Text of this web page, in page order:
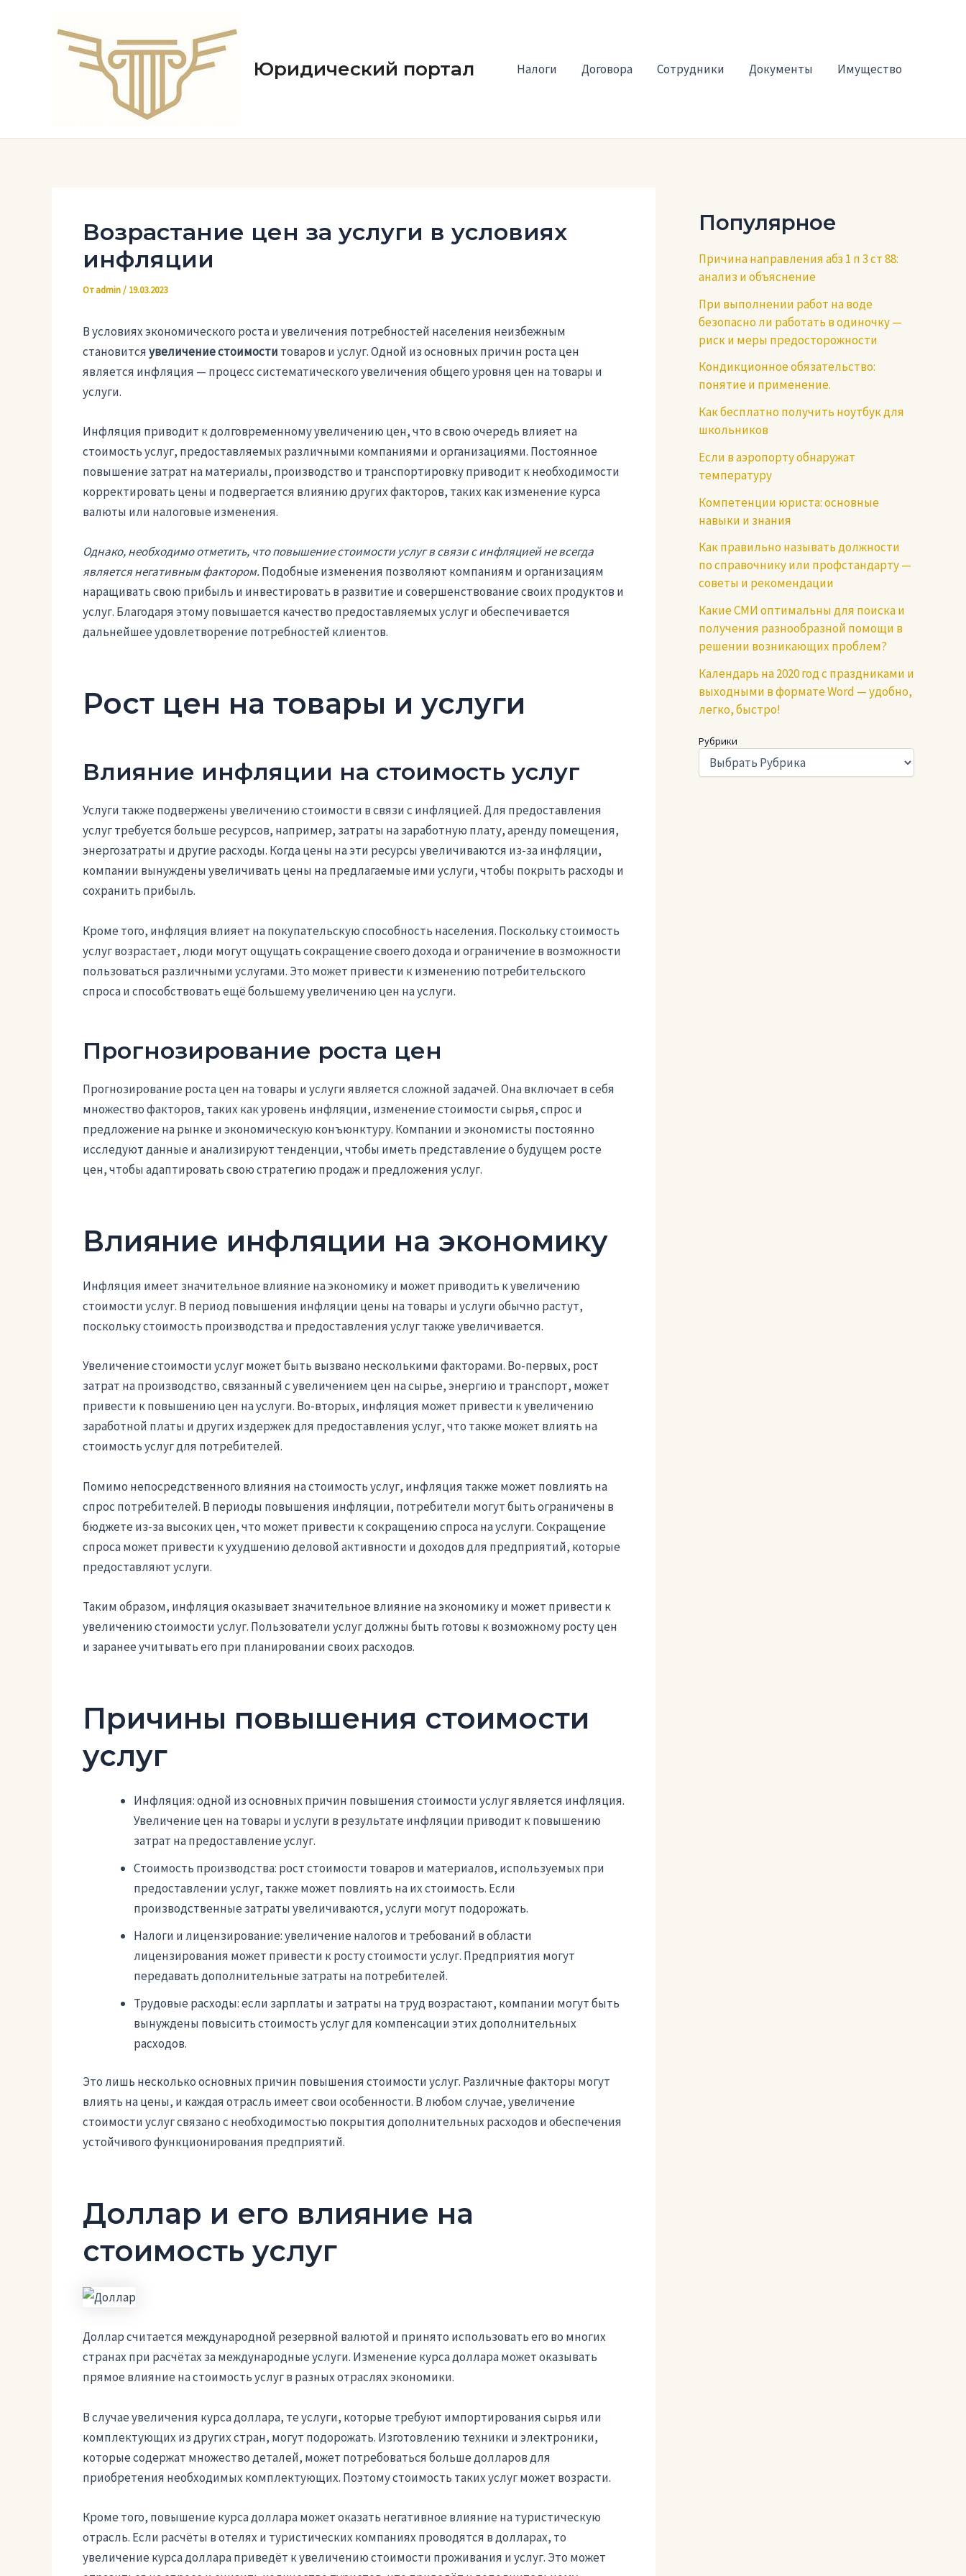
содержимому
Юридический портал Налоги Договора Сотрудники Документы Имущество
Возрастание цен за услуги в условиях
инфляции
Отadmin/ 19.03.2023
В условиях экономического роста и увеличения потребностей населения неизбежным
становитсяувеличение стоимости товаров и услуг. Одной из основных причин роста цен
является инфляция — процесс систематического увеличения общего уровня цен на товары и
услуги.
Инфляция приводит к долговременному увеличению цен, что в свою очередь влияет на
стоимость услуг, предоставляемых различными компаниями и организациями. Постоянное
повышение затрат на материалы, производство и транспортировку приводит к необходимости
корректировать цены и подвергается влиянию других факторов, таких как изменение курса
валюты или налоговые изменения.
Однако, необходимо отметить, что повышение стоимости услуг в связи с инфляцией не всегда
является негативным фактором.Подобные изменения позволяют компаниям и организациям
наращивать свою прибыль и инвестировать в развитие и совершенствование своих продуктов и
услуг. Благодаря этому повышается качество предоставляемых услуг и обеспечивается
дальнейшее удовлетворение потребностей клиентов.
Рост цен на товары и услуги
Влияние инфляции на стоимость услуг
Услуги также подвержены увеличению стоимости в связи с инфляцией. Для предоставления
услуг требуется больше ресурсов, например, затраты на заработную плату, аренду помещения,
энергозатраты и другие расходы. Когда цены на эти ресурсы увеличиваются из-за инфляции,
компании вынуждены увеличивать цены на предлагаемые ими услуги, чтобы покрыть расходы и
сохранить прибыль.
Кроме того, инфляция влияет на покупательскую способность населения. Поскольку стоимость
услуг возрастает, люди могут ощущать сокращение своего дохода и ограничение в возможности
пользоваться различными услугами. Это может привести к изменению потребительского
спроса и способствовать ещё большему увеличению цен на услуги.
Прогнозирование роста цен
Прогнозирование роста цен на товары и услуги является сложной задачей. Она включает в себя
множество факторов, таких как уровень инфляции, изменение стоимости сырья, спрос и
предложение на рынке и экономическую конъюнктуру. Компании и экономисты постоянно
исследуют данные и анализируют тенденции, чтобы иметь представление о будущем росте
цен, чтобы адаптировать свою стратегию продаж и предложения услуг.
Влияние инфляции на экономику
Инфляция имеет значительное влияние на экономику и может приводить к увеличению
стоимости услуг. В период повышения инфляции цены на товары и услуги обычно растут,
поскольку стоимость производства и предоставления услуг также увеличивается.
Увеличение стоимости услуг может быть вызвано несколькими факторами. Во-первых, рост
затрат на производство, связанный с увеличением цен на сырье, энергию и транспорт, может
привести к повышению цен на услуги. Во-вторых, инфляция может привести к увеличению
заработной платы и других издержек для предоставления услуг, что также может влиять на
стоимость услуг для потребителей.
Помимо непосредственного влияния на стоимость услуг, инфляция также может повлиять на
спрос потребителей. В периоды повышения инфляции, потребители могут быть ограничены в
бюджете из-за высоких цен, что может привести к сокращению спроса на услуги. Сокращение
спроса может привести к ухудшению деловой активности и доходов для предприятий, которые
предоставляют услуги.
Таким образом, инфляция оказывает значительное влияние на экономику и может привести к
увеличению стоимости услуг. Пользователи услуг должны быть готовы к возможному росту цен
и заранее учитывать его при планировании своих расходов.
Причины повышения стоимости
услуг
Инфляция: одной из основных причин повышения стоимости услуг является инфляция.
Увеличение цен на товары и услуги в результате инфляции приводит к повышению
затрат на предоставление услуг.
Стоимость производства: рост стоимости товаров и материалов, используемых при
предоставлении услуг, также может повлиять на их стоимость. Если
производственные затраты увеличиваются, услуги могут подорожать.
Налоги и лицензирование: увеличение налогов и требований в области
лицензирования может привести к росту стоимости услуг. Предприятия могут
передавать дополнительные затраты на потребителей.
Трудовые расходы: если зарплаты и затраты на труд возрастают, компании могут быть
вынуждены повысить стоимость услуг для компенсации этих дополнительных
расходов.
Это лишь несколько основных причин повышения стоимости услуг. Различные факторы могут
влиять на цены, и каждая отрасль имеет свои особенности. В любом случае, увеличение
стоимости услуг связано с необходимостью покрытия дополнительных расходов и обеспечения
устойчивого функционирования предприятий.
Доллар и его влияние на
стоимость услуг
Доллар считается международной резервной валютой и принято использовать его во многих
странах при расчётах за международные услуги. Изменение курса доллара может оказывать
прямое влияние на стоимость услуг в разных отраслях экономики.
В случае увеличения курса доллара, те услуги, которые требуют импортирования сырья или
комплектующих из других стран, могут подорожать. Изготовлению техники и электроники,
которые содержат множество деталей, может потребоваться больше долларов для
приобретения необходимых комплектующих. Поэтому стоимость таких услуг может возрасти.
Кроме того, повышение курса доллара может оказать негативное влияние на туристическую
отрасль. Если расчёты в отелях и туристических компаниях проводятся в долларах, то
увеличение курса доллара приведёт к увеличению стоимости проживания и услуг. Это может
Популярное
Причина направления абз 1 п 3 ст 88:
анализ и объяснение
При выполнении работ на воде
безопасно ли работать в одиночку —
риск и меры предосторожности
Кондикционное обязательство:
понятие и применение.
Как бесплатно получить ноутбук для
школьников
Если в аэропорту обнаружат
температуру
Компетенции юриста: основные
навыки и знания
Как правильно называть должности
по справочнику или профстандарту —
советы и рекомендации
Какие СМИ оптимальны для поиска и
получения разнообразной помощи в
решении возникающих проблем?
Календарь на 2020 год с праздниками и
выходными в формате Word — удобно,
легко, быстро!
Рубрики